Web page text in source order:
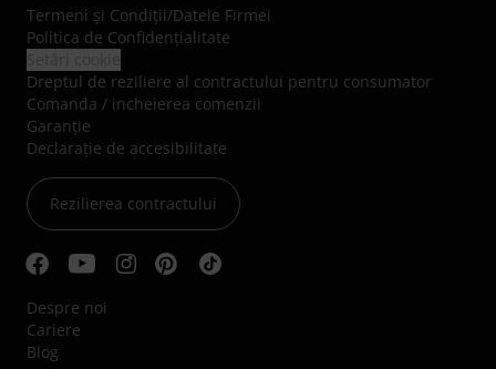
Termeni şi Condiţii/Datele Firmei
Politica de Confidenţialitate
Dreptul de reziliere al contractului pentru consumator
Comanda / incheierea comenzii
Garanție
Declarație de accesibilitate
Rezilierea contractului
Despre noi
Cariere
Blog